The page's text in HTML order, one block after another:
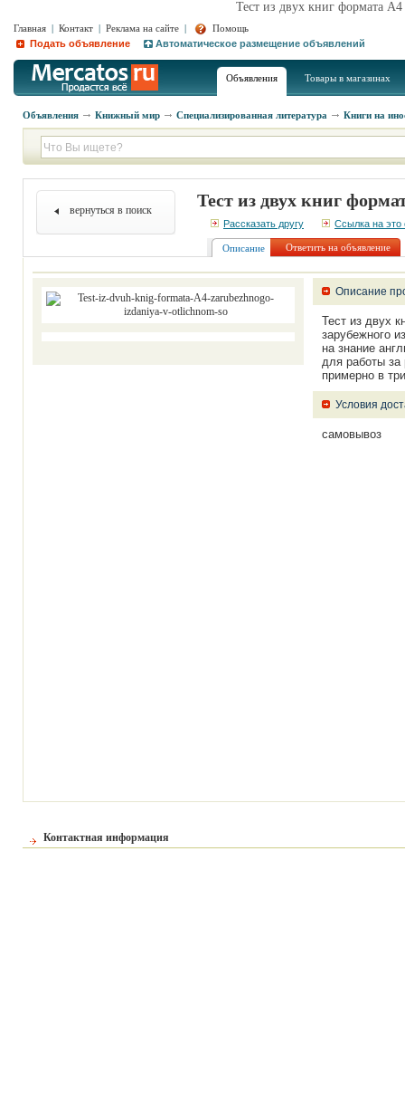
Тест из двух книг формата
Главная | Контакт | Реклама на сайте |
Помощь
Подать объявление
Автоматическое размещение объявлений
Объявления Товары в магазинах
Объявления Книжный мир Специализированная литература Книги на
вернуться в поиск Тест из двух книг
Рассказать другу Ссылка на это
Описание Ответить на объявление
Описание
Тест из двух
зарубежного
на знание
для работы за
примерно в
Условия
самовывоз
Контактная информация